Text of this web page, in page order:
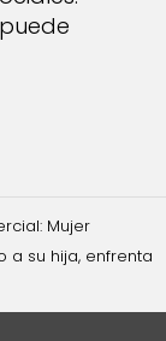
Mujer
a su hija, enfrenta